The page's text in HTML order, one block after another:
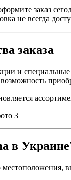
заказ
не всегда
заказа
и
в